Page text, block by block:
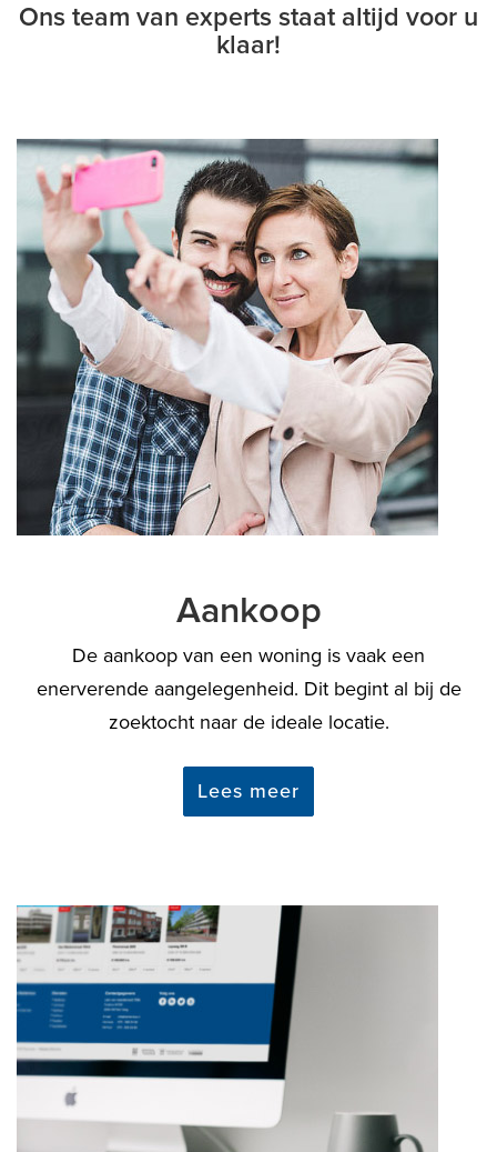
Ons team van experts staat altijd voor u
klaar!
Aankoop
De aankoop van een woning is vaak een
enerverende aangelegenheid. Dit begint al bij de
zoektocht naar de ideale locatie.
Lees meer